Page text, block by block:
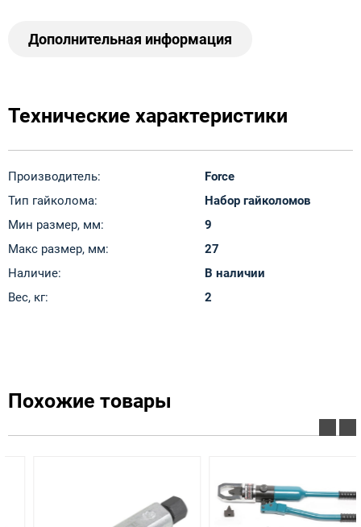
Дополнительная информация
Технические характеристики
Производитель:
Force
Тип гайколома:
Набор гайколомов
Мин размер, мм:
9
Макс размер, мм:
27
Наличие:
В наличии
Вес, кг:
2
Похожие товары